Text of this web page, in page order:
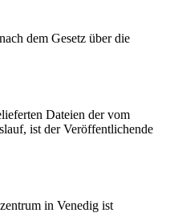
dem Gesetz über die
Dateien der vom
ist der Veröffentlichende
in Venedig ist